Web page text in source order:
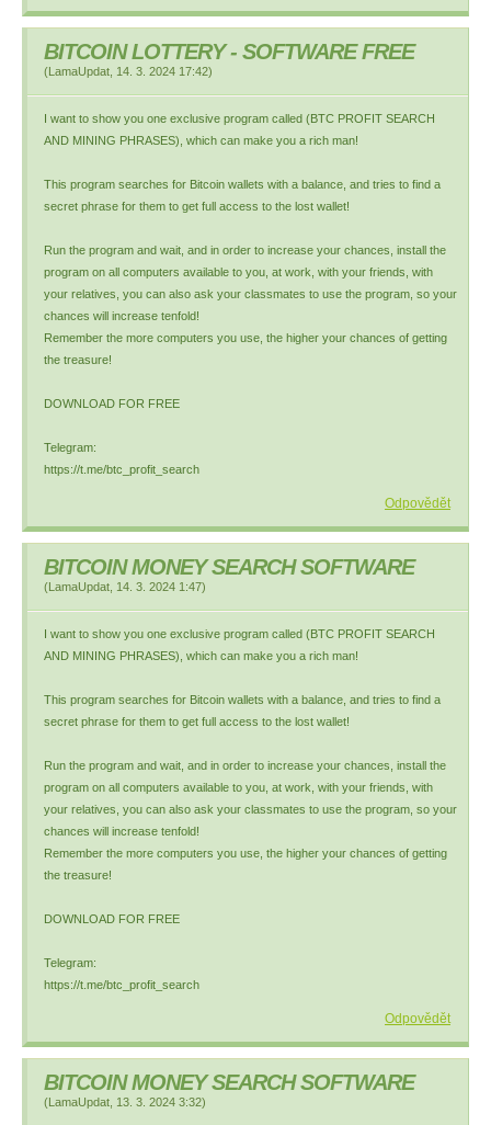
BITCOIN LOTTERY - SOFTWARE FREE
(LamaUpdat 14. 3. 2024 17:42)
I want to show you one exclusive program called (BTC PROFIT SEARCH
AND MINING PHRASES), which can make you a rich man!
This program searches for Bitcoin wallets with a balance, and tries to find a
secret phrase for them to get full access to the lost wallet!
Run the program and wait, and in order to increase your chances, install the
program on all computers available to you, at work, with your friends, with
your relatives, you can also ask your classmates to use the program, so your
chances will increase tenfold!
Remember the more computers you use, the higher your chances of getting
the treasure!
DOWNLOAD FOR FREE
Telegram:
https://t.me/btc_profit_search
Odpovědět
BITCOIN MONEY SEARCH SOFTWARE
(LamaUpdat 14. 3. 2024 1:47)
I want to show you one exclusive program called (BTC PROFIT SEARCH
AND MINING PHRASES), which can make you a rich man!
This program searches for Bitcoin wallets with a balance, and tries to find a
secret phrase for them to get full access to the lost wallet!
Run the program and wait, and in order to increase your chances, install the
program on all computers available to you, at work, with your friends, with
your relatives, you can also ask your classmates to use the program, so your
chances will increase tenfold!
Remember the more computers you use, the higher your chances of getting
the treasure!
DOWNLOAD FOR FREE
Telegram:
https://t.me/btc_profit_search
Odpovědět
BITCOIN MONEY SEARCH SOFTWARE
(LamaUpdat 13. 3. 2024 3:32)